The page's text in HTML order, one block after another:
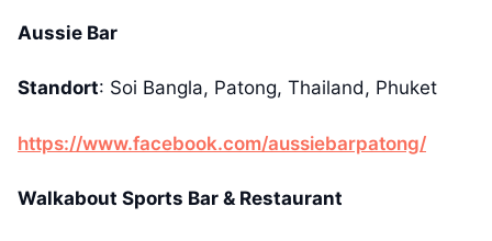
Aussie Bar
Standort: Soi Bangla, Patong, Thailand, Phuket
https://www.facebook.com/aussiebarpatong/
Walkabout Sports Bar & Restaurant